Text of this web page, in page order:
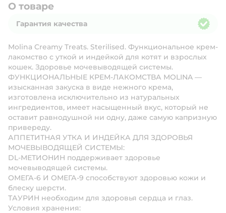
О товаре
Гарантия качества
Molina Creamy Treats. Sterilised. Функциональное крем-
лакомство с уткой и индейкой для котят и взрослых
кошек. Здоровье мочевыводящей системы.
ФУНКЦИОНАЛЬНЫЕ КРЕМ-ЛАКОМСТВА MOLINA —
изысканная закуска в виде нежного крема,
изготовлена исключительно из натуральных
ингредиентов, имеет насыщенный вкус, который не
оставит равнодушной ни одну, даже самую капризную
привереду.
АППЕТИТНАЯ УТКА И ИНДЕЙКА ДЛЯ ЗДОРОВЬЯ
МОЧЕВЫВОДЯЩЕЙ СИСТЕМЫ:
DL-МЕТИОНИН поддерживает здоровье
мочевыводящей системы.
ОМЕГА-6 И ОМЕГА-9 способствуют здоровью кожи и
блеску шерсти.
ТАУРИН необходим для здоровья сердца и глаз.
Условия хранения: